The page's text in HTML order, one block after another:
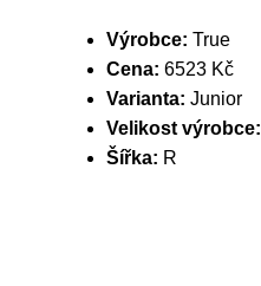
Výrobce: True
Cena: 6523 Kč
Varianta: Junior
Velikost výrobce:
Šířka: R